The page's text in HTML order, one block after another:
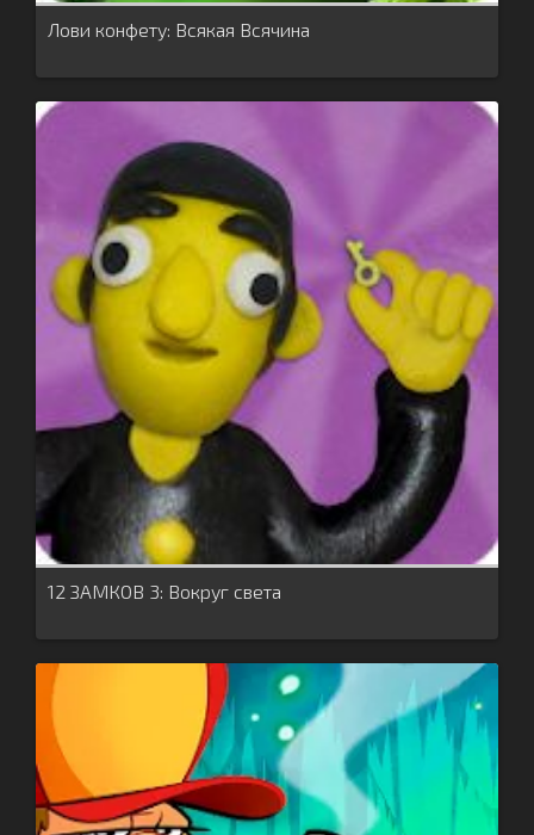
Лови конфету: Всякая Всячина
12 ЗАМКОВ 3: Вокруг света